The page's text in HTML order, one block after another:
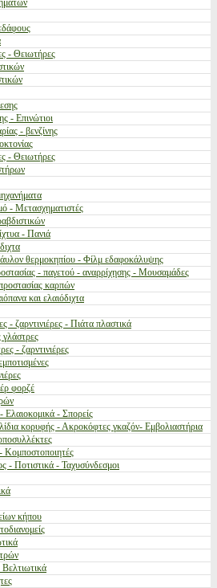
- Θειωτήρες
- Επινώτιοι
- βενζίνης
- Θειωτήρες
- Μετασχηματιστές
- Πανιά
θερμοκηπίου - Φίλμ εδαφοκάλυψης
- παγετού - αναρρίχησης - Μουσαμάδες
καρπών
και ελαιόδιχτα
- ζαρντινιέρες - Πιάτα πλαστικά
γλάστρες
- ζαρντινιέρες
φορζέ
Ελαιοκομικά - Σπορείς
κορυφής - Ακροκόφτες γκαζόν- Εμβολιαστήρια
Κομποστοποιητές
- Ποτιστικά - Ταχυσύνδεσμοι
κήπου